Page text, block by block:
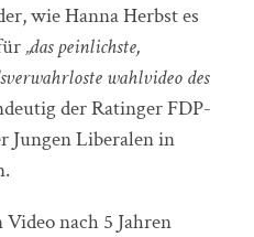
wie Hanna Herbst es
„das peinlichste,
wahlvideo des
der Ratinger FDP-
Jungen Liberalen in
nach 5 Jahren